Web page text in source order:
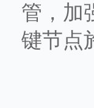
管，加
键节点